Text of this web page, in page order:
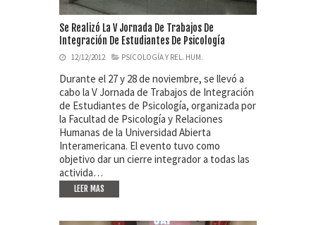
Se Realizó La V Jornada De Trabajos De
Integración De Estudiantes De Psicología
12/12/2012 PSICOLOGÍA Y REL. HUM.
Durante el 27 y 28 de noviembre, se llevó a
cabo la V Jornada de Trabajos de Integración
de Estudiantes de Psicología, organizada por
la Facultad de Psicología y Relaciones
Humanas de la Universidad Abierta
Interamericana. El evento tuvo como
objetivo dar un cierre integrador a todas las
activida…
LEER MAS